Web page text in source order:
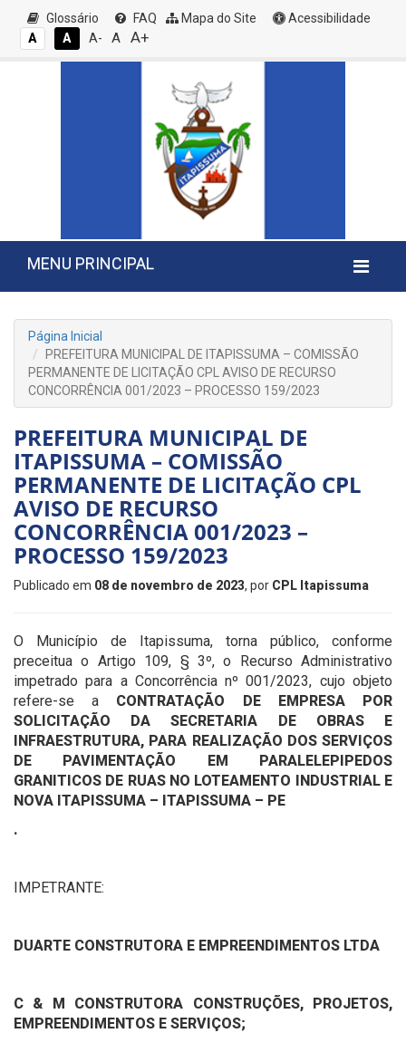
Glossário FAQ Mapa do Site
Acessibilidade
A
A A- A A+
MENU PRINCIPAL
Página Inicial
PREFEITURA MUNICIPAL DE ITAPISSUMA – COMISSÃO
PERMANENTE DE LICITAÇÃO CPL AVISO DE RECURSO
CONCORRÊNCIA 001/2023 – PROCESSO 159/2023
PREFEITURA MUNICIPAL DE
ITAPISSUMA – COMISSÃO
PERMANENTE DE LICITAÇÃO CPL
AVISO DE RECURSO
CONCORRÊNCIA 001/2023 –
PROCESSO 159/2023
Publicado em 08 de novembro de 2023, por CPL Itapissuma
O Município de Itapissuma, torna público, conforme
preceitua o Artigo 109, § 3º, o Recurso Administrativo
impetrado para a Concorrência nº 001/2023, cujo objeto
refere-se a CONTRATAÇÃO DE EMPRESA POR
SOLICITAÇÃO DA SECRETARIA DE OBRAS E
INFRAESTRUTURA, PARA REALIZAÇÃO DOS SERVIÇOS
DE PAVIMENTAÇÃO EM PARALELEPIPEDOS
GRANITICOS DE RUAS NO LOTEAMENTO INDUSTRIAL E
NOVA ITAPISSUMA – ITAPISSUMA – PE
.
IMPETRANTE:
DUARTE CONSTRUTORA E EMPREENDIMENTOS LTDA
C & M CONSTRUTORA CONSTRUÇÕES, PROJETOS,
EMPREENDIMENTOS E SERVIÇOS;